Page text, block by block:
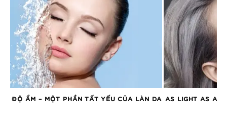
ĐỘ ẨM – MỘT PHẦN TẤT YẾU CỦA LÀN DA AS LIGHT AS AIR